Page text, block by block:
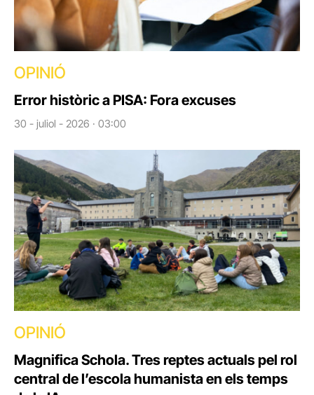
OPINIÓ
Error històric a PISA: Fora excuses
30 - juliol - 2026 · 03:00
OPINIÓ
Magnifica Schola. Tres reptes actuals pel rol
central de l’escola humanista en els temps